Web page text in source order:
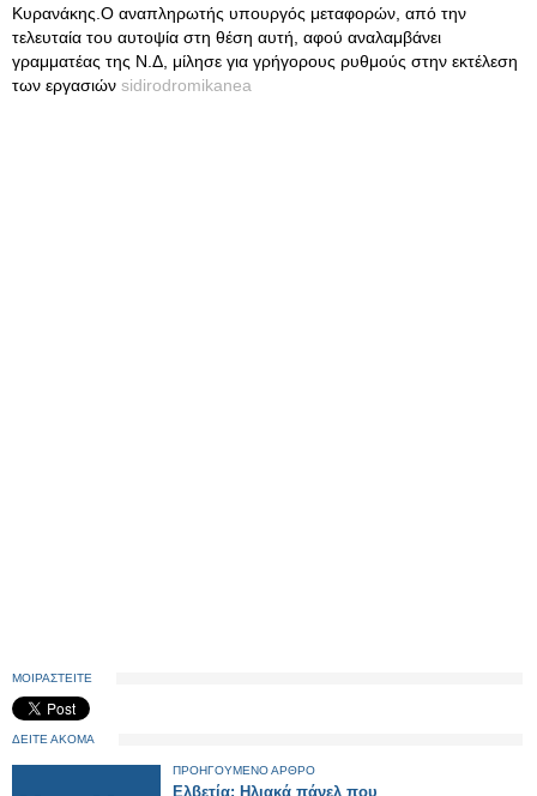
Κυρανάκης.Ο αναπληρωτής υπουργός μεταφορών, από την
τελευταία του αυτοψία στη θέση αυτή, αφού αναλαμβάνει
γραμματέας της Ν.Δ, μίλησε για γρήγορους ρυθμούς στην εκτέλεση
των εργασιών sidirodromikanea
ΜΟΙΡΑΣΤΕΙΤΕ
ΔΕΙΤΕ ΑΚΟΜΑ
ΠΡΟΗΓΟΥΜΕΝΟ ΑΡΘΡΟ
Ελβετία: Ηλιακά πάνελ που